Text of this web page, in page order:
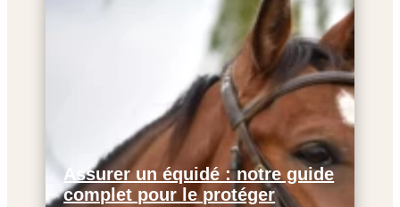
Assurer un équidé : notre guide
complet pour le protéger